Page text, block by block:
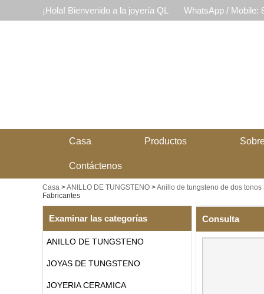
¡Hola! Bienvenido a la joyería QL WhatsApp / Mobile:
Casa Productos
Contáctenos
Casa >ANILLO DE TUNGSTENO >Anillo de tungsteno de dos tonos
Fabricantes
Examinar las categorías
ANILLO DE TUNGSTENO
JOYAS DE TUNGSTENO
JOYERIA CERAMICA
Consulta